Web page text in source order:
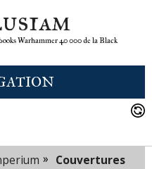
Warhammer 40 000 de la Black
» Couvertures